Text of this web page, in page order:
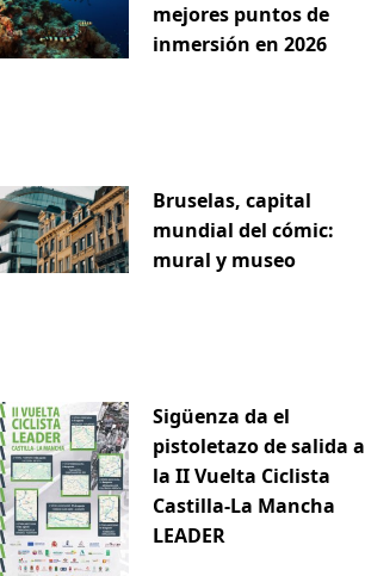
mejores puntos de
inmersión en 2026
Bruselas, capital
mundial del cómic:
mural y museo
Sigüenza da el
pistoletazo de salida a
la II Vuelta Ciclista
Castilla-La Mancha
LEADER